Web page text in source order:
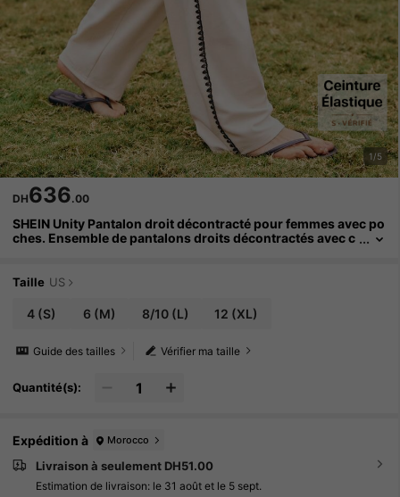
1/5
DH636.00
SHEIN Unity Pantalon droit décontracté pour femmes avec po
ches. Ensemble de pantalons droits décontractés avec c
antalon large blanc pour femmes, pantalon large d'été pour f
femmes, pantalon à franges, décontracté, printemps, été pou
r femmes, pour sortir
Taille US
4 (S) 6 (M) 8/10(L) 12 (XL)
Vérifier ma taille
Guide des tailles
Quantité(s):
Expédition à Morocco
Livraison à seulement DH51.00
Estimation de livraison: le 31 août et le 5 sept.